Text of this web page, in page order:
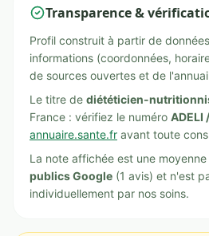
Transparence &
Profil construit à partir de
informations (coordonnées,
de sources ouvertes et de
Le titre de diététicien-
France : vérifiez le numéro ADELI
annuaire.sante.fr avant toute
La note affichée est une moyenne
publics Google (1 avis) et n'est
individuellement par nos soins.